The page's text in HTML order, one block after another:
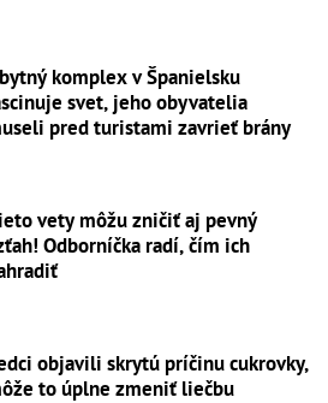
komplex v Španielsku
svet, jeho obyvatelia
pred turistami zavrieť brány
vety môžu zničiť aj pevný
Odborníčka radí, čím ich
objavili skrytú príčinu cukrovky,
to úplne zmeniť liečbu